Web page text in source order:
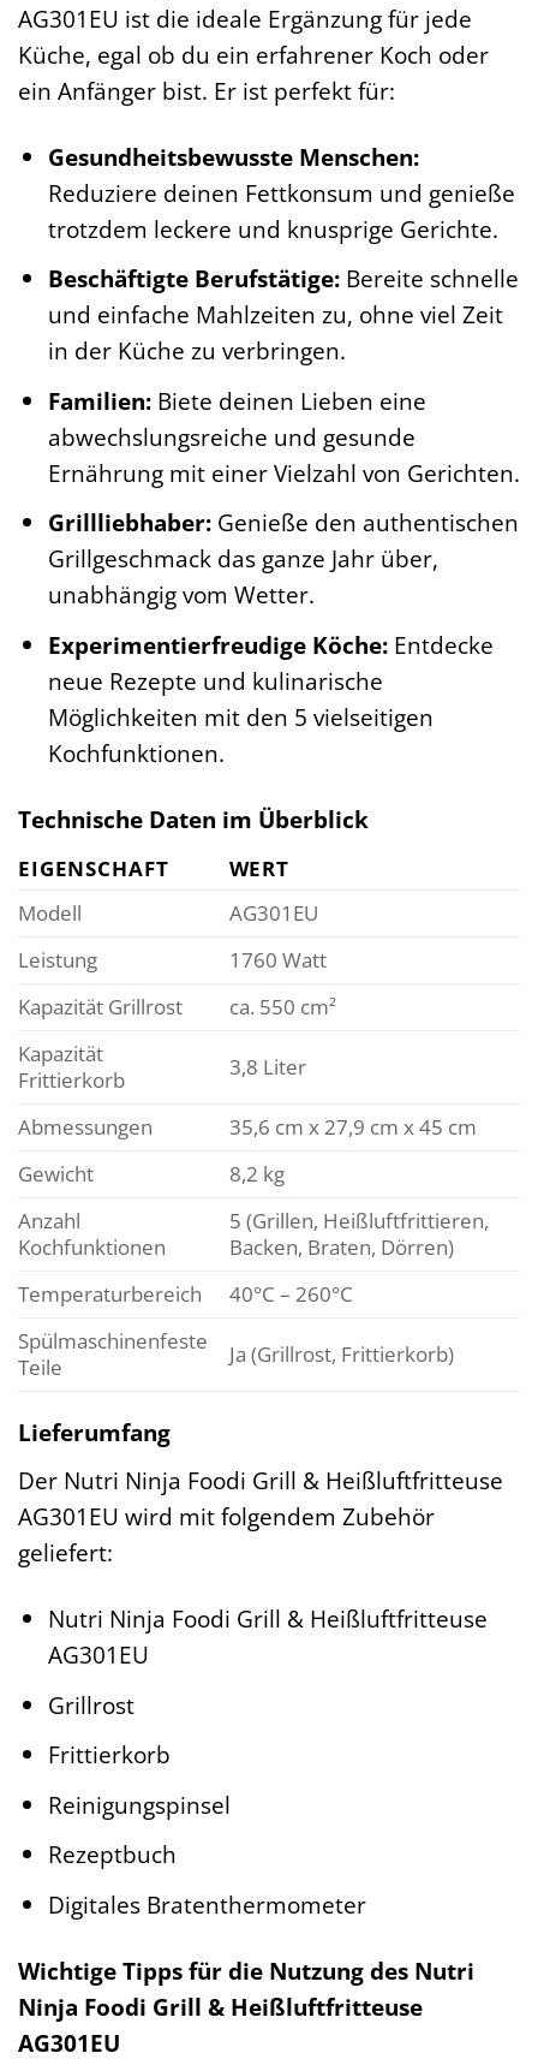
AG301EU ist die ideale Ergänzung für jede
Küche, egal ob du ein erfahrener Koch oder
ein Anfänger bist. Er ist perfekt für:
Gesundheitsbewusste Menschen:
Reduziere deinen Fettkonsum und genieße
trotzdem leckere und knusprige Gerichte.
Beschäftigte Berufstätige:Bereite schnelle
und einfache Mahlzeiten zu, ohne viel Zeit
in der Küche zu verbringen.
Familien:Biete deinen Lieben eine
abwechslungsreiche und gesunde
Ernährung mit einer Vielzahl von Gerichten.
Grillliebhaber:Genieße den authentischen
Grillgeschmack das ganze Jahr über,
unabhängig vom Wetter.
Experimentierfreudige Köche:Entdecke
neue Rezepte und kulinarische
Möglichkeiten mit den 5 vielseitigen
Kochfunktionen.
Technische Daten im Überblick
EIGENSCHAFT
WERT
Modell
AG301EU
Leistung
1760 Watt
Kapazität Grillrost
ca. 550 cm²
Kapazität
Frittierkorb
3,8 Liter
Abmessungen
35,6 cm x 27,9 cm x 45 cm
Gewicht
8,2 kg
Anzahl
Kochfunktionen
5 (Grillen, Heißluftfrittieren,
Backen, Braten, Dörren)
Temperaturbereich
40°C – 260°C
Spülmaschinenfeste
Teile
Ja (Grillrost, Frittierkorb)
Lieferumfang
Der Nutri Ninja Foodi Grill & Heißluftfritteuse
AG301EU wird mit folgendem Zubehör
geliefert:
Nutri Ninja Foodi Grill & Heißluftfritteuse
AG301EU
Grillrost
Frittierkorb
Reinigungspinsel
Rezeptbuch
Digitales Bratenthermometer
Wichtige Tipps für die Nutzung des Nutri
Ninja Foodi Grill & Heißluftfritteuse
AG301EU